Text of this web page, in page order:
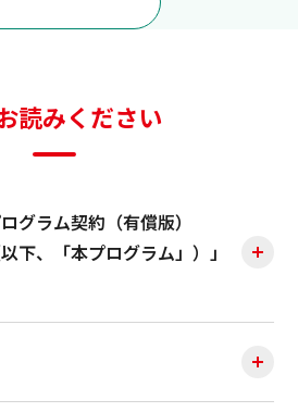
読みください
ラム契約（有償版）
下、「本プログラム」）」